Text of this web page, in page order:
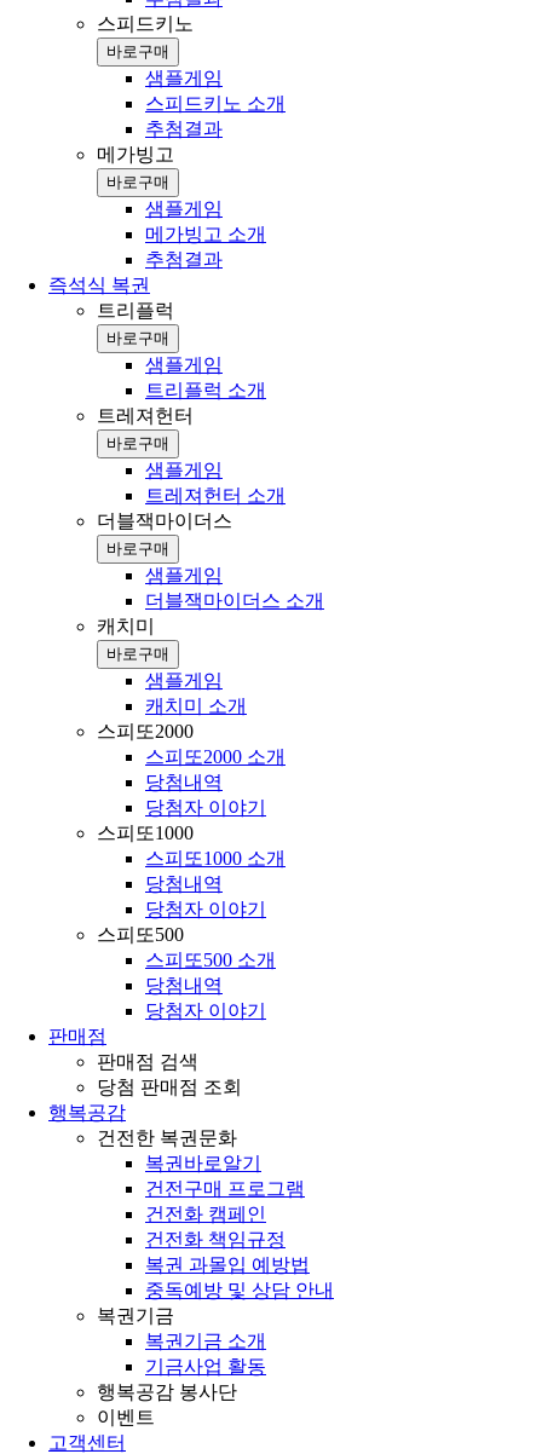
스피드키노
바로구매
샘플게임
스피드키노 소개
추첨결과
메가빙고
바로구매
샘플게임
메가빙고 소개
추첨결과
즉석식 복권
트리플럭
바로구매
샘플게임
트리플럭 소개
트레져헌터
바로구매
샘플게임
트레져헌터 소개
더블잭마이더스
바로구매
샘플게임
더블잭마이더스 소개
캐치미
바로구매
샘플게임
캐치미 소개
스피또2000
스피또2000 소개
당첨내역
당첨자 이야기
스피또1000
스피또1000 소개
당첨내역
당첨자 이야기
스피또500
스피또500 소개
당첨내역
당첨자 이야기
판매점
판매점 검색
당첨 판매점 조회
행복공감
건전한 복권문화
복권바로알기
건전구매 프로그램
건전화 캠페인
건전화 책임규정
복권 과몰입 예방법
중독예방 및 상담 안내
복권기금
복권기금 소개
기금사업 활동
행복공감 봉사단
이벤트
고객센터